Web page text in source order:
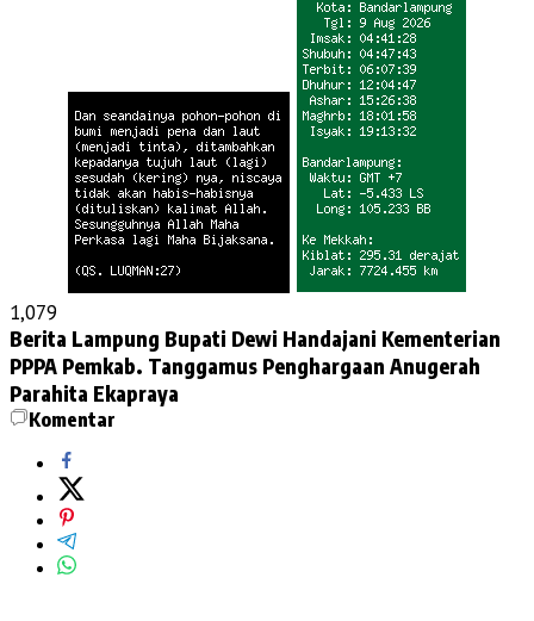
1,079
Berita Lampung Bupati Dewi Handajani Kementerian
PPPA Pemkab. Tanggamus Penghargaan Anugerah
Parahita Ekapraya
Komentar